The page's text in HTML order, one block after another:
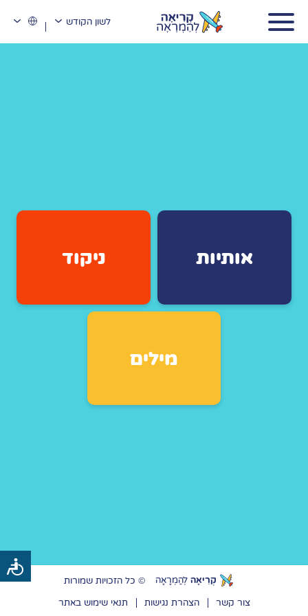
לשון הקודש
אותיות ניקוד
מילים
© כל הזכויות שמורות קְרִיאָה לְהַמְרָאָה
צור קשר הצהרת נגישות תנאי שימוש באתר
נגישות